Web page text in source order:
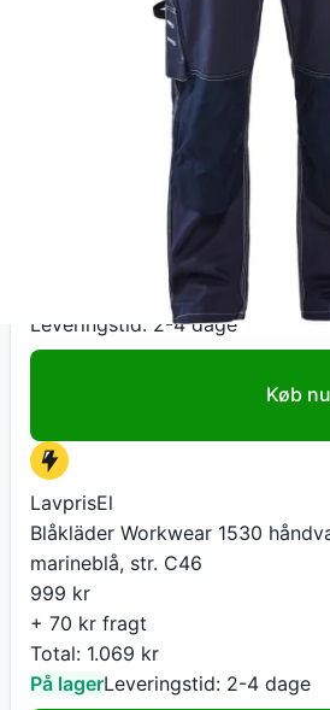
Blåkläder Workwear 1530
marineblå, str. C46
Leveringstid: 2-4 dage
Køb nu
LavprisEl
Blåkläder Workwear 1530
marineblå, str. C46
999 kr
+ 70 kr fragt
Total: 1.069 kr
På lagerLeveringstid: 2-4 dage